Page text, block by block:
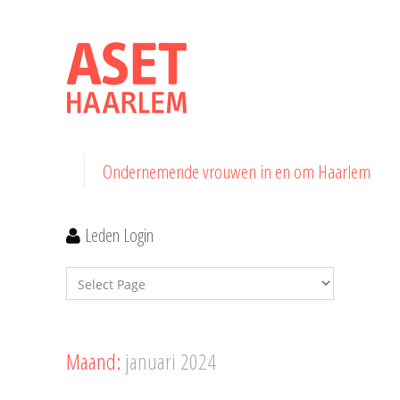
Ondernemende vrouwen in en om Haarlem
Leden Login
Maand: januari 2024